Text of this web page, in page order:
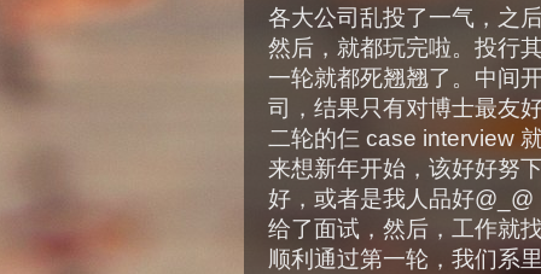
各大公司乱投了一气，之
然后，就都玩完啦。投行
一轮就都死翘翘了。中间
司，结果只有对博士最友
二轮的仨 case interview
来想新年开始，该好好努
好，或者是我人品好
给了面试，然后，工作就
顺利通过第一轮，我们系